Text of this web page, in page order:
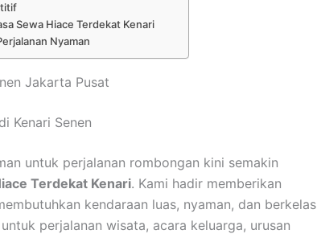
Sewa Hiace Terdekat Kenari
Nyaman
Jakarta Pusat
Kenari Senen
untuk perjalanan rombongan kini semakin
Terdekat Kenari. Kami hadir memberikan
kendaraan luas, nyaman, dan berkelas
perjalanan wisata, acara keluarga, urusan